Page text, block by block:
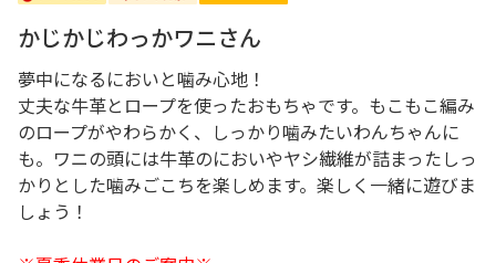
かじかじわっかワニさん
夢中になるにおいと噛み心地！
丈夫な牛革とロープを使ったおもちゃです。もこもこ編み
のロープがやわらかく、しっかり噛みたいわんちゃんに
も。ワニの頭には牛革のにおいやヤシ繊維が詰まったしっ
かりとした噛みごこちを楽しめます。楽しく一緒に遊びま
しょう！